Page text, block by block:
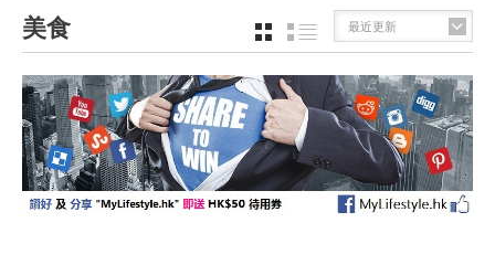
美食 最近更新
GRID LIST